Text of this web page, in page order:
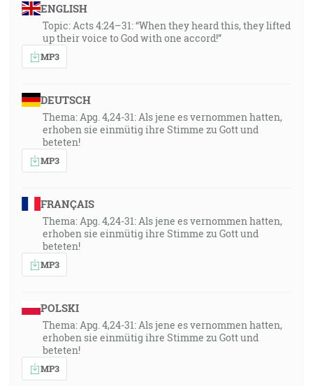
ENGLISH
Topic: Acts 4:24–31: “When they heard this, they lifted
up their voice to God with one accord!”
MP3
DEUTSCH
Thema: Apg. 4,24-31: Als jene es vernommen hatten,
erhoben sie einmütig ihre Stimme zu Gott und
beteten!
MP3
FRANÇAIS
Thema: Apg. 4,24-31: Als jene es vernommen hatten,
erhoben sie einmütig ihre Stimme zu Gott und
beteten!
MP3
POLSKI
Thema: Apg. 4,24-31: Als jene es vernommen hatten,
erhoben sie einmütig ihre Stimme zu Gott und
beteten!
MP3